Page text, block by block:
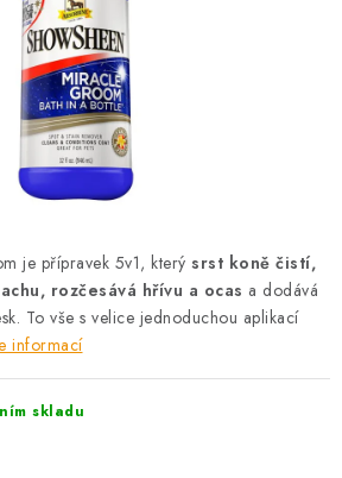
HLUČÍNĚ A OKOLÍ
Hodnocení obchodu
Zásady zpracování osobních údajů
je přípravek 5v1, který srst koně čistí,
rozčesává hřívu a ocas a dodává
To vše s velice jednoduchou aplikací
informací
skladu